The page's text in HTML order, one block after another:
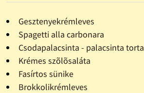
Gesztenyekrémleves
Spagetti alla carbonara
Csodapalacsinta - palacsinta torta
Krémes szõlõsaláta
Fasírtos sünike
Brokkolikrémleves